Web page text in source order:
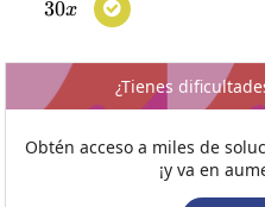
30x
30x 
¿Tienes
Obtén acceso a miles de
¡y va en